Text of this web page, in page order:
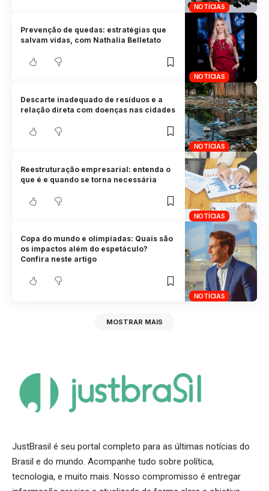
NOTÍCIAS
NOTÍCIAS
Prevenção de quedas: estratégias que
salvam vidas, com Nathalia Belletato
NOTÍCIAS
Descarte inadequado de resíduos e a
relação direta com doenças nas cidades
NOTÍCIAS
Reestruturação empresarial: entenda o
que é e quando se torna necessária
NOTÍCIAS
Copa do mundo e olimpíadas: Quais são
os impactos além do espetáculo?
Confira neste artigo
MOSTRAR MAIS
JustBrasil é seu portal completo para as últimas notícias do
Brasil e do mundo. Acompanhe tudo sobre política,
tecnologia, e muito mais. Nosso compromisso é entregar